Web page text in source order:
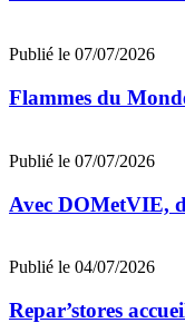
Publié le 07/07/2026
Flammes du
Publié le 07/07/2026
Avec DOMetVIE,
Publié le 04/07/2026
Repar’stores